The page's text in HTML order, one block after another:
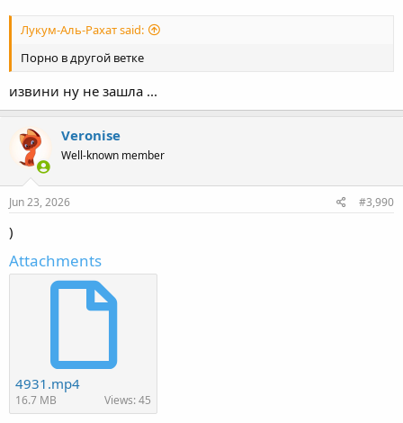
Лукум-Аль-Рахат said:
Порно в другой ветке
извини ну не зашла ...
Veronise
Well-known member
Jun 23, 2026 #3,990
)
Attachments
4931.mp4
16.7 MB Views: 45